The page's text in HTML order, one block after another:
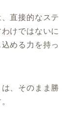
直接的なステ
けではないに
める力を持っ
、そのまま勝